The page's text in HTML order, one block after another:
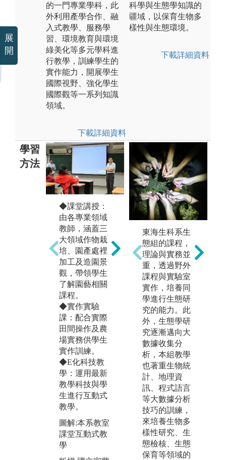
的一門專業學科，此
外利用產學合作、融
入式教學、服務學
習、環境教育與環境
綠美化等多元學科進
行教學，訓練學生的
實作能力，開展學生
國際視野、強化學生
國際觀等一系列知識
領域。
下載詳細資料
科學與生態學知識的
疆域，以保育生物多
樣性與生態環境。
下載詳細資料
學習
方法
◆課堂講授：
由各專業領域
教師，涵蓋三
大領域作物栽
培、園產處裡
加工及造園景
觀，帶領學生
了解園藝相關
課程。
◆實作實驗
課：配合實際
田間操作及農
場實務供學生
實作訓練。
◆E化科技教
學：運用最新
教學科技與學
生進行互動式
教學。
圖解:本系教室
課堂互動式教
學
農場實務操
作：本系擁有
優質的實習農
場，提供學生
實作訓練。
圖解:本校城南
校區實習農場
版權:國立宜蘭
大學所有
東海生科系生
態組的課程，
理論與實務並
重，透過野外
課程與實驗室
實作，培養同
學進行生態研
究的能力。此
外，生態學研
究逐漸邁向大
數據收集分
析，本組教學
也著重生物統
計、地理資
訊、程式語言
等大數據分析
技巧的訓練，
來培養生物多
樣性研究、生
態檢核、生態
保育等領域的
展
開